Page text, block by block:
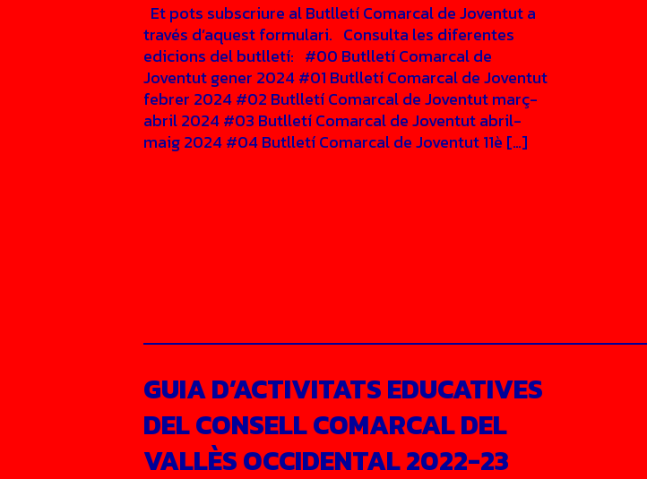
Et pots subscriure al Butlletí Comarcal de Joventut a
través d’aquest formulari. Consulta les diferentes
edicions del butlletí: #00 Butlletí Comarcal de
Joventut gener 2024 #01 Butlletí Comarcal de Joventut
febrer 2024 #02 Butlletí Comarcal de Joventut març-
abril 2024 #03 Butlletí Comarcal de Joventut abril-
maig 2024 #04 Butlletí Comarcal de Joventut 11è […]
GUIA D’ACTIVITATS EDUCATIVES
DEL CONSELL COMARCAL DEL
VALLÈS OCCIDENTAL 2022-23